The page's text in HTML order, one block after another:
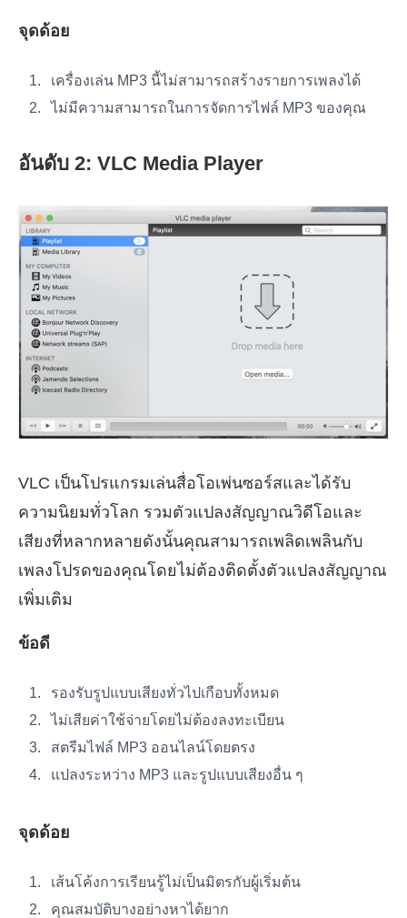
จุดด้อย
เครื่องเล่น MP3 นี้ไม่สามารถสร้างรายการเพลงได้
ไม่มีความสามารถในการจัดการไฟล์ MP3 ของคุณ
อันดับ 2: VLC Media Player
VLC เป็นโปรแกรมเล่นสื่อโอเพ่นซอร์สและได้รับ
ความนิยมทั่วโลก รวมตัวแปลงสัญญาณวิดีโอและ
เสียงที่หลากหลายดังนั้นคุณสามารถเพลิดเพลินกับ
เพลงโปรดของคุณโดยไม่ต้องติดตั้งตัวแปลงสัญญาณ
เพิ่มเติม
ข้อดี
รองรับรูปแบบเสียงทั่วไปเกือบทั้งหมด
ไม่เสียค่าใช้จ่ายโดยไม่ต้องลงทะเบียน
สตรีมไฟล์ MP3 ออนไลน์โดยตรง
แปลงระหว่าง MP3 และรูปแบบเสียงอื่น ๆ
จุดด้อย
เส้นโค้งการเรียนรู้ไม่เป็นมิตรกับผู้เริ่มต้น
คุณสมบัติบางอย่างหาได้ยาก